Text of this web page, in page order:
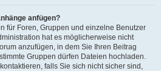
anfügen?
für Foren, Gruppen und einzelne Benutzer
hat es möglicherweise nicht
anzufügen, in dem Sie Ihren Beitrag
Gruppen dürfen Dateien hochladen.
falls Sie sich nicht sicher sind,